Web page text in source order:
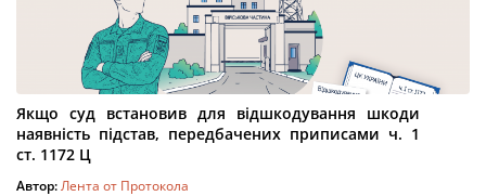
Якщо суд встановив для відшкодування шкоди
наявність підстав, передбачених приписами ч. 1
ст. 1172 Ц
Автор:Лента от Протокола